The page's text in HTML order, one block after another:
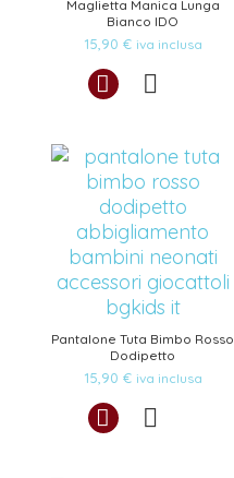
Maglietta Manica Lunga
Bianco IDO
15,90 € iva inclusa
Pantalone Tuta Bimbo Rosso
Dodipetto
15,90 € iva inclusa